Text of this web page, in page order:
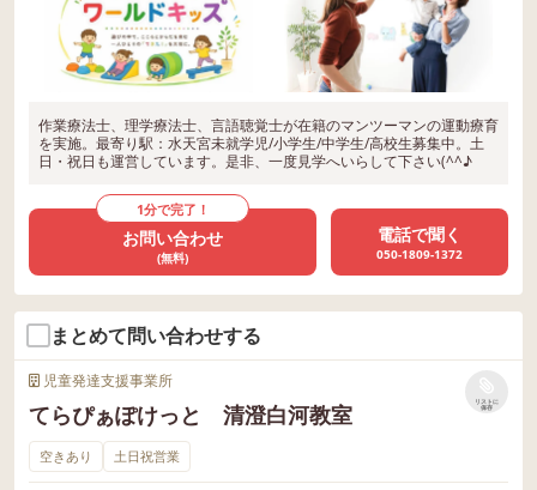
作業療法士、理学療法士、言語聴覚士が在籍のマンツーマンの運動療育
を実施。最寄り駅：水天宮未就学児/小学生/中学生/高校生募集中。土
日・祝日も運営しています。是非、一度見学へいらして下さい(^^♪
1分で完了！
お問い合わせ
(無料)
電話で聞く
050-1809-1372
まとめて問い合わせする
児童発達支援事業所
てらぴぁぽけっと 清澄白河教室
リストに
保存
空きあり 土日祝営業